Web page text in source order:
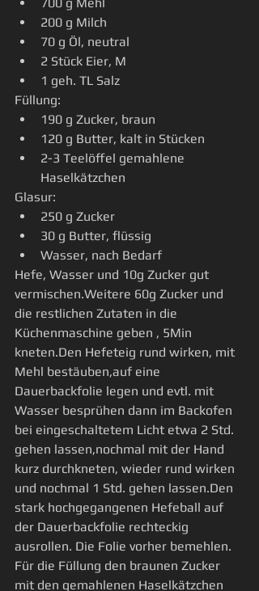
200 g Milch
70 g Öl, neutral
2 Stück Eier, M
1 geh. TL Salz
Füllung:
190 g Zucker, braun
120 g Butter, kalt in Stücken
2-3 Teelöffel gemahlene
Haselkätzchen
Glasur:
250 g Zucker
30 g Butter, flüssig
Wasser, nach Bedarf
Hefe, Wasser und 10g Zucker gut
vermischen.Weitere 60g Zucker und
die restlichen Zutaten in die
Küchenmaschine geben , 5Min
kneten.Den Hefeteig rund wirken, mit
Mehl bestäuben,auf eine
Dauerbackfolie legen und evtl. mit
Wasser besprühen dann im Backofen
bei eingeschaltetem Licht etwa 2 Std.
gehen lassen,nochmal mit der Hand
kurz durchkneten, wieder rund wirken
und nochmal 1 Std. gehen lassen.Den
stark hochgegangenen Hefeball auf
der Dauerbackfolie rechteckig
ausrollen. Die Folie vorher bemehlen.
Für die Füllung den braunen Zucker
mit den gemahlenen Haselkätzchen